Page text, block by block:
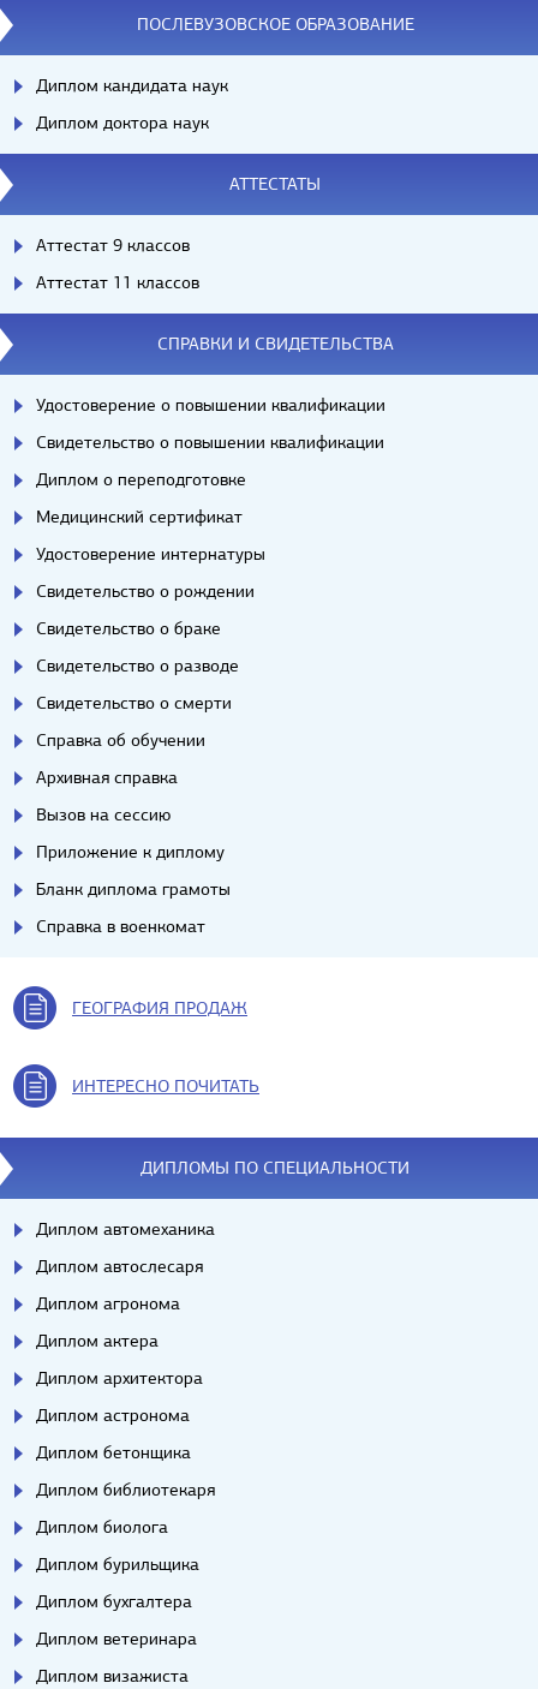
ПОСЛЕВУЗОВСКОЕ ОБРАЗОВАНИЕ
Диплом кандидата наук
Диплом доктора наук
АТТЕСТАТЫ
Аттестат 9 классов
Аттестат 11 классов
СПРАВКИ И СВИДЕТЕЛЬСТВА
Удостоверение о повышении квалификации
Свидетельство о повышении квалификации
Диплом о переподготовке
Медицинский сертификат
Удостоверение интернатуры
Свидетельство о рождении
Свидетельство о браке
Свидетельство о разводе
Свидетельство о смерти
Справка об обучении
Архивная справка
Вызов на сессию
Приложение к диплому
Бланк диплома грамоты
Справка в военкомат
ГЕОГРАФИЯ ПРОДАЖ
ИНТЕРЕСНО ПОЧИТАТЬ
ДИПЛОМЫ ПО СПЕЦИАЛЬНОСТИ
Диплом автомеханика
Диплом автослесаря
Диплом агронома
Диплом актера
Диплом архитектора
Диплом астронома
Диплом бетонщика
Диплом библиотекаря
Диплом биолога
Диплом бурильщика
Диплом бухгалтера
Диплом ветеринара
Диплом визажиста